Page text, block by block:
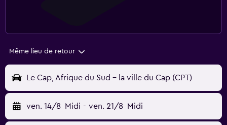
Même lieu de retour
Le Cap, Afrique du Sud - la ville du Cap (CPT)
ven. 14/8 Midi - ven. 21/8 Midi